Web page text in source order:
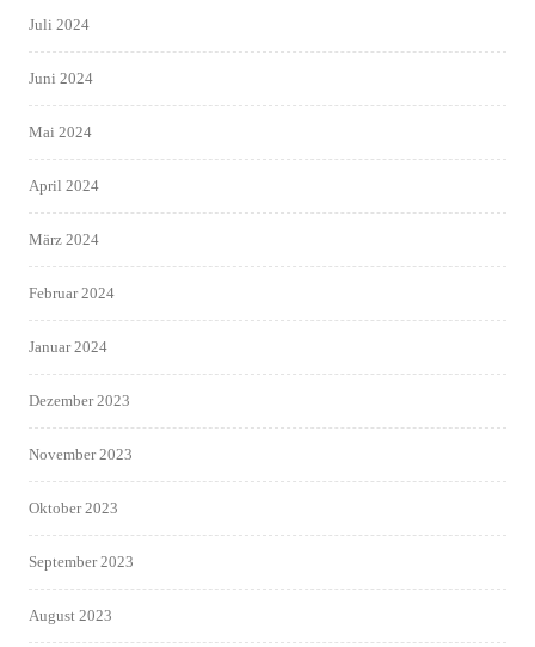
Juli 2024
Juni 2024
Mai 2024
April 2024
März 2024
Februar 2024
Januar 2024
Dezember 2023
November 2023
Oktober 2023
September 2023
August 2023